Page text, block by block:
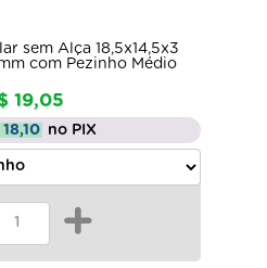
sem Alça 18,5x14,5x3
com Pezinho Médio
19,05
18,10 no PIX
+